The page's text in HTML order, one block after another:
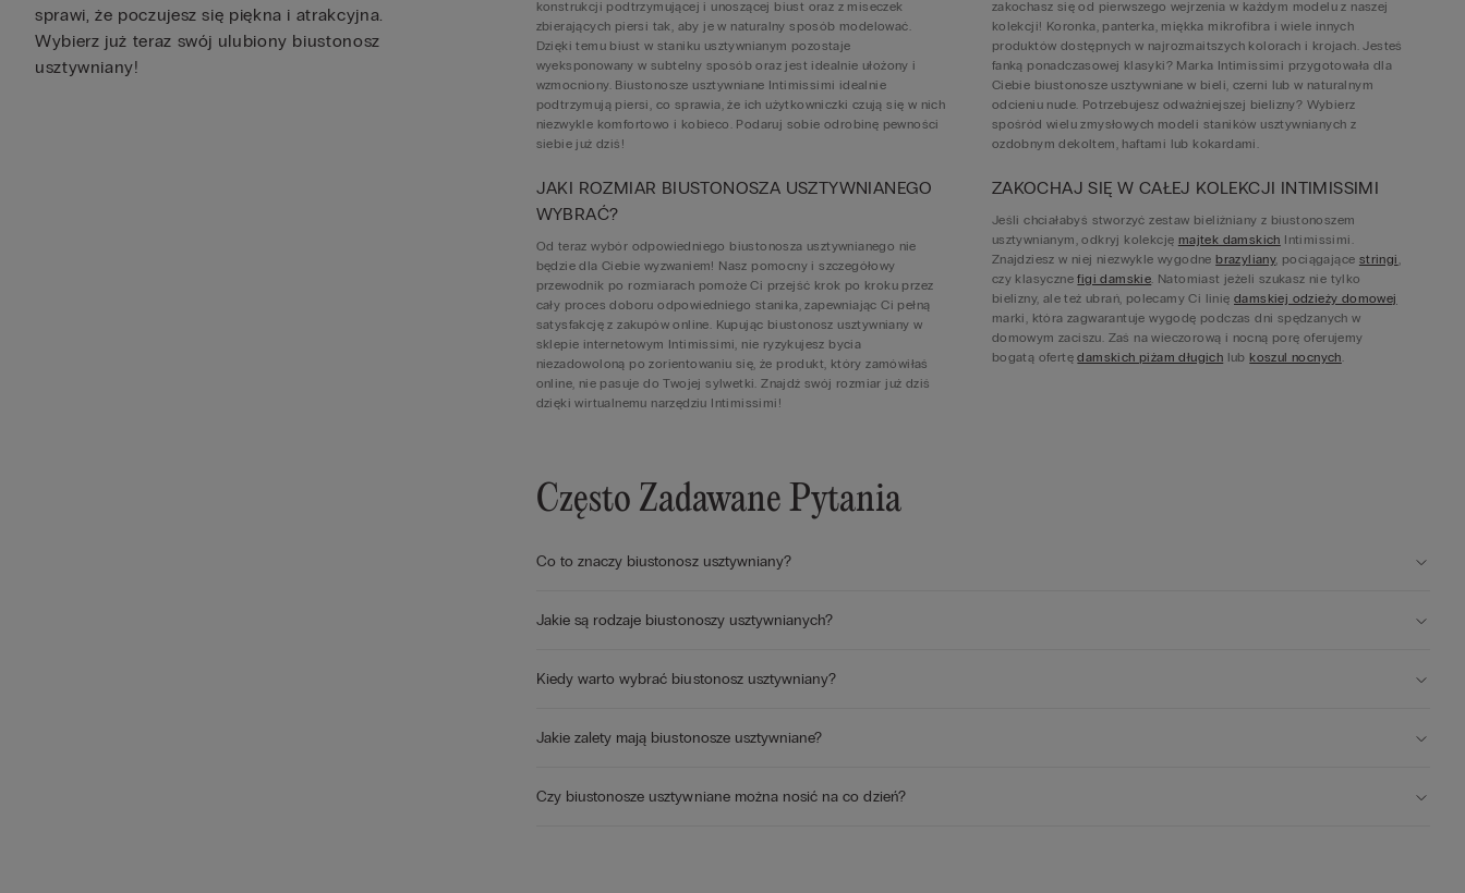
sprawi, że poczujesz się piękna i atrakcyjna.
Wybierz już teraz swój ulubiony biustonosz
usztywniany!
konstrukcji podtrzymującej i unoszącej biust oraz z miseczek
zbierających piersi tak, aby je w naturalny sposób modelować.
Dzięki temu biust w staniku usztywnianym pozostaje
wyeksponowany w subtelny sposób oraz jest idealnie ułożony i
wzmocniony. Biustonosze usztywniane Intimissimi idealnie
podtrzymują piersi, co sprawia, że ich użytkowniczki czują się w nich
niezwykle komfortowo i kobieco. Podaruj sobie odrobinę pewności
siebie już dziś!
zakochasz się od pierwszego wejrzenia w każdym modelu z naszej
kolekcji! Koronka, panterka, miękka mikrofibra i wiele innych
produktów dostępnych w najrozmaitszych kolorach i krojach. Jesteś
fanką ponadczasowej klasyki? Marka Intimissimi przygotowała dla
Ciebie biustonosze usztywniane w bieli, czerni lub w naturalnym
odcieniu nude. Potrzebujesz odważniejszej bielizny? Wybierz
spośród wielu zmysłowych modeli staników usztywnianych z
ozdobnym dekoltem, haftami lub kokardami.
JAKI ROZMIAR BIUSTONOSZA USZTYWNIANEGO
WYBRAĆ?
Od teraz wybór odpowiedniego biustonosza usztywnianego nie
będzie dla Ciebie wyzwaniem! Nasz pomocny i szczegółowy
przewodnik po rozmiarach pomoże Ci przejść krok po kroku przez
cały proces doboru odpowiedniego stanika, zapewniając Ci pełną
satysfakcję z zakupów online. Kupując biustonosz usztywniany w
sklepie internetowym Intimissimi, nie ryzykujesz bycia
niezadowoloną po zorientowaniu się, że produkt, który zamówiłaś
online, nie pasuje do Twojej sylwetki. Znajdź swój rozmiar już dziś
dzięki wirtualnemu narzędziu Intimissimi!
ZAKOCHAJ SIĘ W CAŁEJ KOLEKCJI INTIMISSIMI
Jeśli chciałabyś stworzyć zestaw bieliźniany z biustonoszem
usztywnianym, odkryj kolekcję majtek damskich Intimissimi.
Znajdziesz w niej niezwykle wygodnebrazyliany, pociągające stringi,
czy klasycznefigi damskie. Natomiast jeżeli szukasz nie tylko
bielizny, ale też ubrań, polecamy Ci liniędamskiej odzieży domowej
marki, która zagwarantuje wygodę podczas dni spędzanych w
domowym zaciszu. Zaś na wieczorową i nocną porę oferujemy
bogatą ofertędamskich piżam długich lubkoszul nocnych.
Często Zadawane Pytania
Co to znaczy biustonosz usztywniany?
Jakie są rodzaje biustonoszy usztywnianych?
Kiedy warto wybrać biustonosz usztywniany?
Jakie zalety mają biustonosze usztywniane?
Czy biustonosze usztywniane można nosić na co dzień?